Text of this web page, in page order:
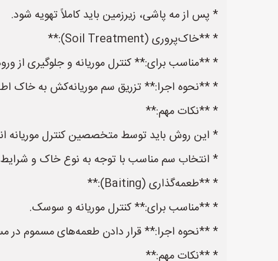
* پس از مه پاشی، زیرزمین باید کاملاً تهویه شود.
* **خاک‌پروری (Soil Treatment):**
* **مناسب برای:** کنترل موریانه و جلوگیری از
* **نحوه اجرا:** تزریق سم موریانه‌کش به خاک
* **نکات مهم:**
* این روش باید توسط متخصصین کنترل موریانه
* انتخاب سم مناسب با توجه به نوع خاک و
* **طعمه‌گذاری (Baiting):**
* **مناسب برای:** کنترل موریانه و سوسک.
* **نحوه اجرا:** قرار دادن طعمه‌های مسموم در
* **نکات مهم:**